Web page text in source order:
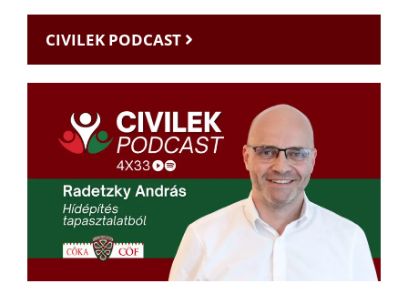
CIVILEK PODCAST